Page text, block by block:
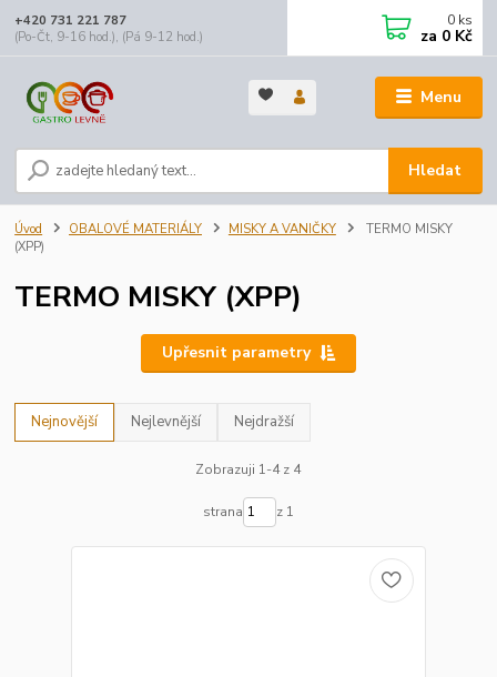
Menu
Hledat
+420 731 221 787
(Po-Čt, 9-16 hod.), (Pá 9-12 hod.)
0 ks
za 0 Kč
Úvod OBALOVÉ MATERIÁLY MISKY A VANIČKY
TERMO MISKY
(XPP)
TERMO MISKY (XPP)
Upřesnit parametry
Nejnovější Nejlevnější Nejdražší
Zobrazuji 1-4 z 4
strana z 1